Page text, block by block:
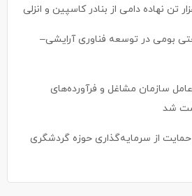
بومی در توسعه فناوری آرایشی–
سازمان مشاغل و فرآورده‌های
شد
از سرمایه‌گذاری حوزه گردشگری